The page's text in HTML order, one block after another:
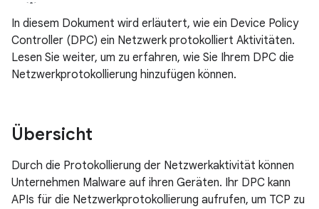
In diesem Dokument wird erläutert, wie ein Device Policy
Controller (DPC) ein Netzwerk protokolliert Aktivitäten.
Lesen Sie weiter, um zu erfahren, wie Sie Ihrem DPC die
Netzwerkprotokollierung hinzufügen können.
Übersicht
Durch die Protokollierung der Netzwerkaktivität können
Unternehmen Malware auf ihren Geräten. Ihr DPC kann
APIs für die Netzwerkprotokollierung aufrufen, um TCP zu